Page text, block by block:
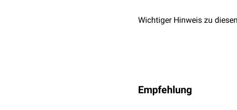
Wichtiger Hinweis zu
Empfehlung